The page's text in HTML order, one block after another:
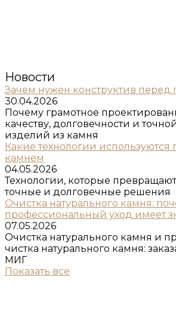
Новости
Зачем нужен конструктив перед
30.04.2026
Почему грамотное
качеству, долговечности и
изделий из камня
Какие технологии используются
камнем
04.05.2026
Технологии, которые
точные и долговечные решения
Очистка натурального камня:
профессиональный уход имеет
07.05.2026
Очистка натурального камня и
чистка натурального камня:
МИГ
Показать все